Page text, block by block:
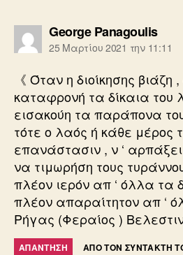
George Panagoulisλέει:
25 Μαρτίου 2021 την 11:11
《 Όταν η διοίκησης βιάζη
καταφρονή τα δίκαια του
εισακούη τα παράπονα
τότε ο λαός ή κάθε μέρος
επανάστασιν , ν ‘
να τιμωρήση τους
πλέον ιερόν απ ‘ όλλα τα
πλέον απαραίτητον απ ‘
Ρήγας (Φεραίος )
ΑΠΆΝΤΗΣΗ ΑΠΌ ΤΟΝ ΣΥΝΤΆΚΤΗ